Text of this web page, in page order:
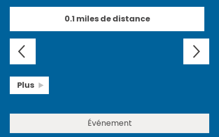
0.1 miles de distance
Plus
Événement